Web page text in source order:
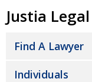
Justia
Find A Lawyer
Individuals